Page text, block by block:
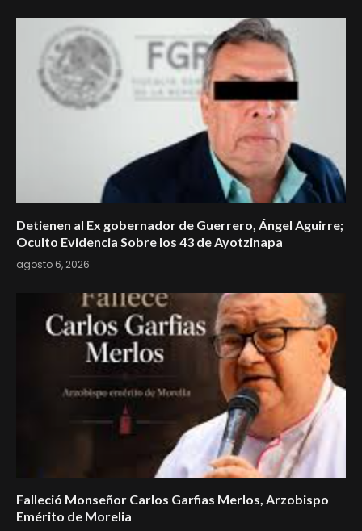
Detienen al Ex gobernador de Guerrero, Ángel Aguirre;
Oculto Evidencia Sobre los 43 de Ayotzinapa
agosto 6, 2026
Falleció Monseñor Carlos Garfias Merlos, Arzobispo
Emérito de Morelia